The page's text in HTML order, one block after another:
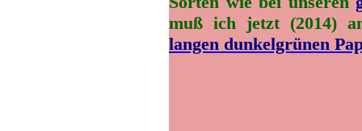
muß ich jetzt (2014)
langen dunkelgrünen